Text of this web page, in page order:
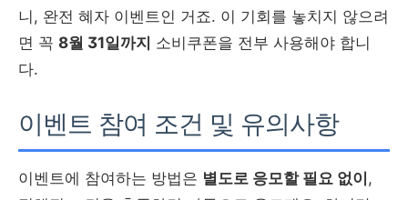
니, 완전 혜자 이벤트인 거죠. 이 기회를 놓치지 않으려
면 꼭 8월 31일까지 소비쿠폰을 전부 사용해야 합니
다.
이벤트 참여 조건 및 유의사항
이벤트에 참여하는 방법은 별도로 응모할 필요 없이 ,